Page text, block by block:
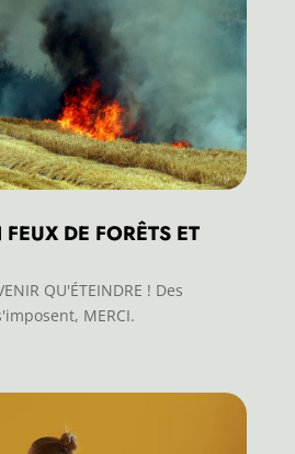
DE FORÊTS ET
QU'ÉTEINDRE ! Des
MERCI.